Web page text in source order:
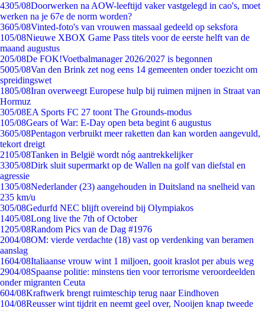
4305/08Doorwerken na AOW-leeftijd vaker vastgelegd in cao's, moet
werken na je 67e de norm worden?
3605/08Vinted-foto's van vrouwen massaal gedeeld op seksfora
105/08Nieuwe XBOX Game Pass titels voor de eerste helft van de
maand augustus
205/08De FOK!Voetbalmanager 2026/2027 is begonnen
5005/08Van den Brink zet nog eens 14 gemeenten onder toezicht om
spreidingswet
1805/08Iran overweegt Europese hulp bij ruimen mijnen in Straat van
Hormuz
305/08EA Sports FC 27 toont The Grounds-modus
105/08Gears of War: E-Day open beta begint 6 augustus
3605/08Pentagon verbruikt meer raketten dan kan worden aangevuld,
tekort dreigt
2105/08Tanken in België wordt nóg aantrekkelijker
3305/08Dirk sluit supermarkt op de Wallen na golf van diefstal en
agressie
1305/08Nederlander (23) aangehouden in Duitsland na snelheid van
235 km/u
305/08Gedurfd NEC blijft overeind bij Olympiakos
1405/08Long live the 7th of October
1205/08Random Pics van de Dag #1976
2004/08OM: vierde verdachte (18) vast op verdenking van beramen
aanslag
1604/08Italiaanse vrouw wint 1 miljoen, gooit kraslot per abuis weg
2904/08Spaanse politie: minstens tien voor terrorisme veroordeelden
onder migranten Ceuta
604/08Kraftwerk brengt ruimteschip terug naar Eindhoven
104/08Reusser wint tijdrit en neemt geel over, Nooijen knap tweede